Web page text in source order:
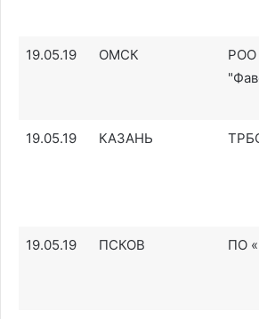
19.05.19 ОМСК
19.05.19 КАЗАНЬ
19.05.19 ПСКОВ ПО